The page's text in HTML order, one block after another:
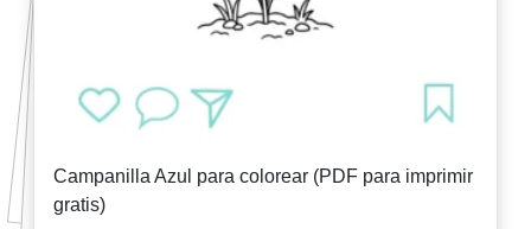
Campanilla Azul para colorear (PDF para imprimir
gratis)